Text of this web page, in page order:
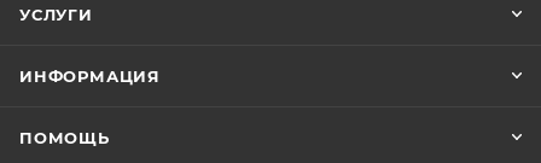
УСЛУГИ
ИНФОРМАЦИЯ
ПОМОЩЬ